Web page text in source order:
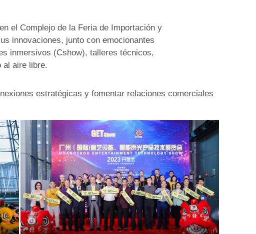
el Complejo de la Feria de Importación y
innovaciones, junto con emocionantes
inmersivos (Cshow), talleres técnicos,
al aire libre.
estratégicas y fomentar relaciones comerciales